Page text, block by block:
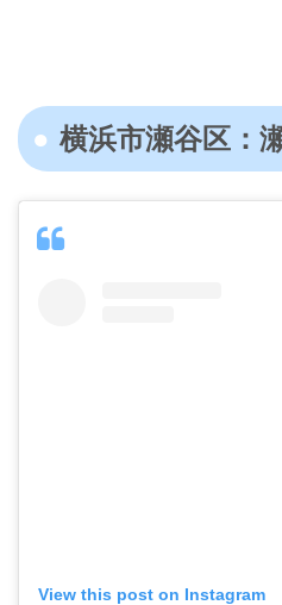
横浜市瀬谷区：
View this post on Instagram